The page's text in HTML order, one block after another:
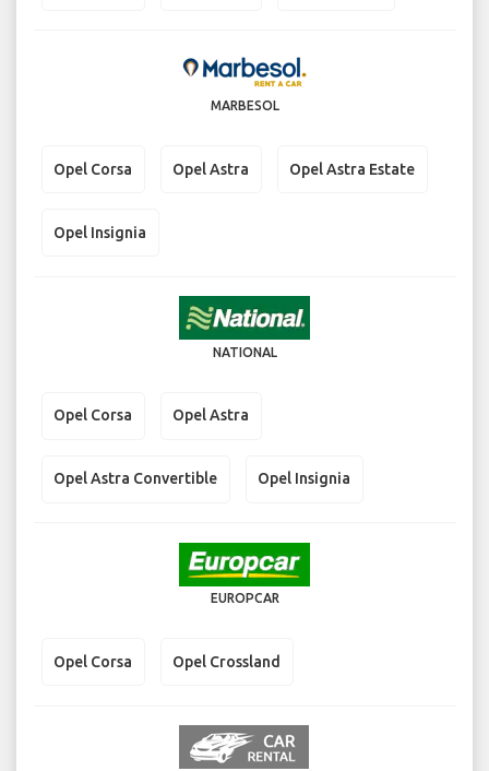
MARBESOL
Opel Corsa Opel Astra Opel Astra Estate
Opel Insignia
NATIONAL
Opel Corsa Opel Astra
Opel Astra Convertible Opel Insignia
EUROPCAR
Opel Corsa Opel Crossland